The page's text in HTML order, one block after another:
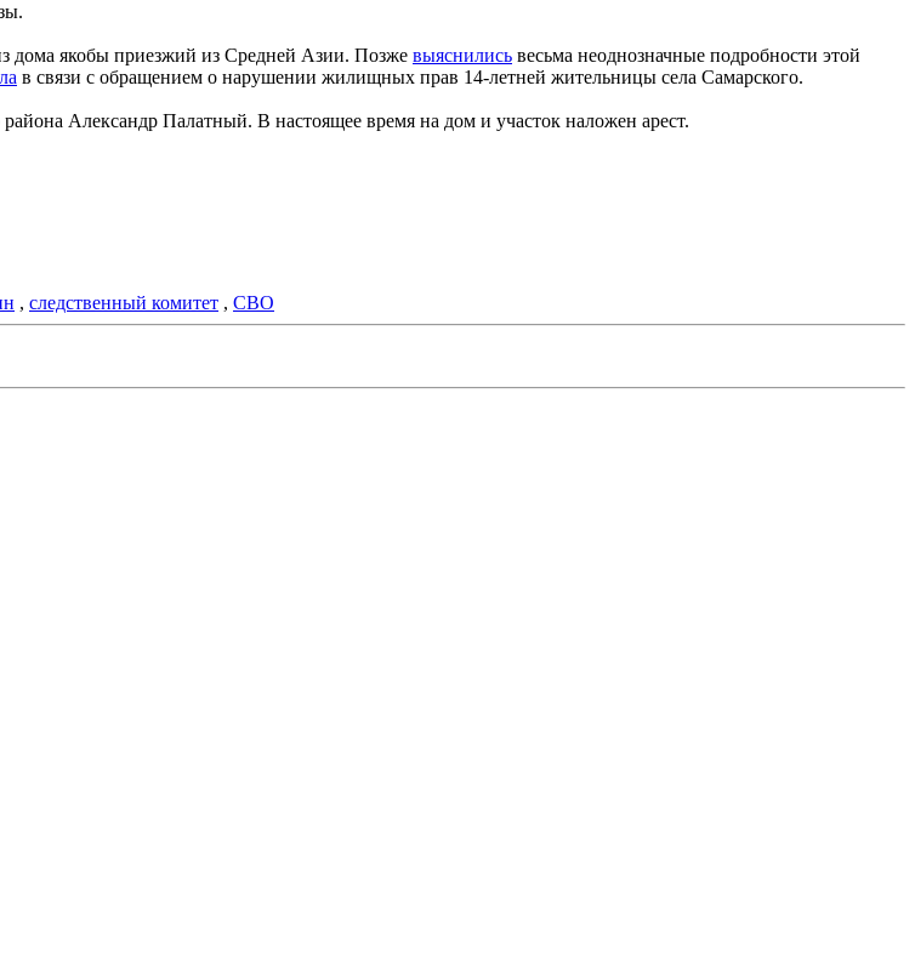
дома якобы приезжий из Средней Азии. Позже выяснились весьма неоднозначные подробности этой
в связи с обращением о нарушении жилищных прав 14-летней жительницы села Самарского.
района Александр Палатный. В настоящее время на дом и участок наложен арест.
, следственный комитет , СВО